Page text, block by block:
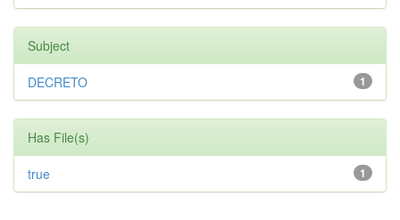
Subject
1
DECRETO
Has File(s)
1
true